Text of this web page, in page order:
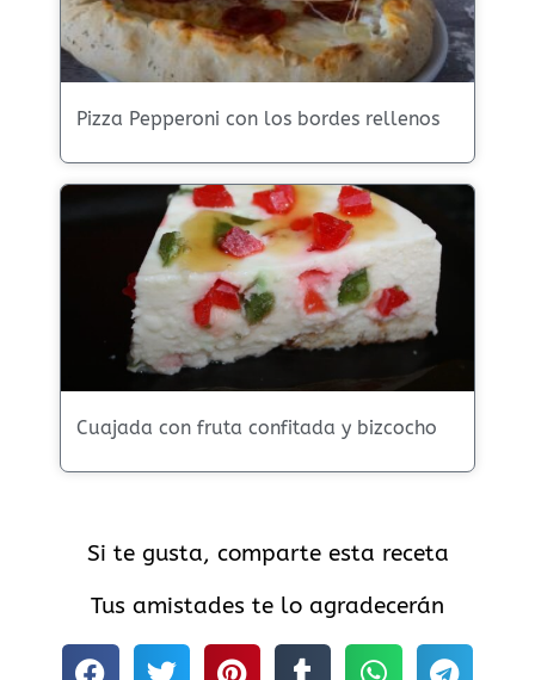
Pizza Pepperoni con los bordes rellenos
Cuajada con fruta confitada y bizcocho
Si te gusta, comparte esta receta
Tus amistades te lo agradecerán